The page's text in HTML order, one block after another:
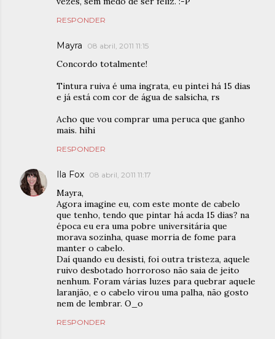
RESPONDER
Mayra 08 abril, 2011 11:15
Concordo totalmente!
Tintura ruiva é uma ingrata, eu pintei há 15 dias
e já está com cor de água de salsicha, rs
Acho que vou comprar uma peruca que ganho
mais. hihi
RESPONDER
Ila Fox 08 abril, 2011 11:17
Mayra,
Agora imagine eu, com este monte de cabelo
que tenho, tendo que pintar há acda 15 dias? na
época eu era uma pobre universitária que
morava sozinha, quase morria de fome para
manter o cabelo.
Daí quando eu desisti, foi outra tristeza, aquele
ruivo desbotado horroroso não saia de jeito
nenhum. Foram várias luzes para quebrar aquele
laranjão, e o cabelo virou uma palha, não gosto
nem de lembrar. O_o
RESPONDER